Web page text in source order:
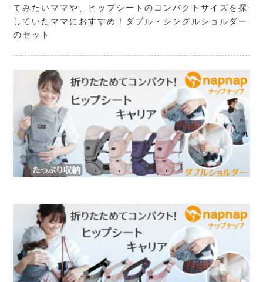
てみたいママや、ヒップシートのコンパクトサイズを探
していたママにおすすめ！ダブル・シングルショルダー
のセット